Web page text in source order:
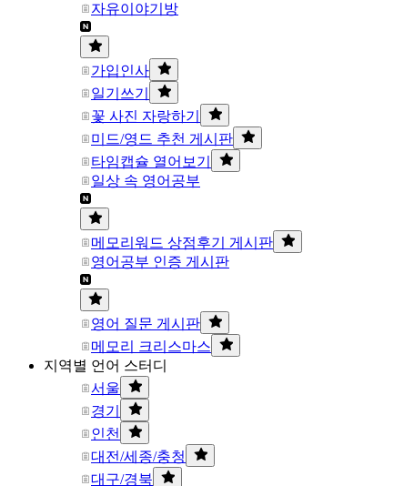
자유이야기방
가입인사
일기쓰기
꽃 사진 자랑하기
미드/영드 추천 게시판
타임캡슐 열어보기
일상 속 영어공부
메모리워드 상점후기 게시판
영어공부 인증 게시판
영어 질문 게시판
메모리 크리스마스
지역별 언어 스터디
서울
경기
인천
대전/세종/충청
대구/경북